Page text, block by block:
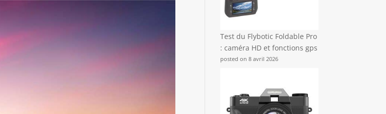
Test du Flybotic Foldable Pro
: caméra HD et fonctions gps
posted on 8 avril 2026